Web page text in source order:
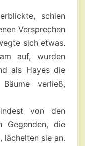
schien
Versprechen
sich etwas.
auf, wurden
als Hayes die
verließ,
von den
Gegenden, die
lächelten sie an.